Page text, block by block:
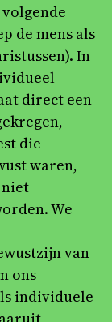
de mens als
In
direct een
die
waren,
We
van
ons
individuele